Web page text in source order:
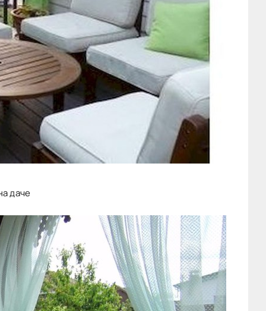
даче